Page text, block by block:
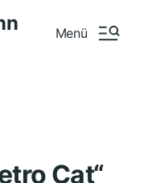
Menü
Cat“